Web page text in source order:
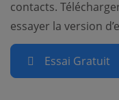
contacts.
essayer la version
Essai Gratuit